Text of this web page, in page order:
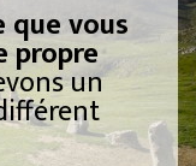
que vous
propre
un